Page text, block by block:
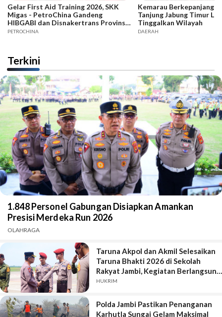
Gelar First Aid Training 2026, SKK
Migas - PetroChina Gandeng
HIBGABI dan Disnakertrans Provinsi
Jambi
PETROCHINA
Kemarau
Tanjung Jabung Timur
Tinggalkan Wilayah
DAERAH
Terkini
1.848 Personel Gabungan Disiapkan Amankan
Presisi Merdeka Run 2026
OLAHRAGA
Taruna Akpol dan Akmil Selesaikan
Taruna Bhakti 2026 di Sekolah
Rakyat Jambi, Kegiatan Berlangsung
Aman dan Lancar
HUKRIM
Polda Jambi Pastikan Penanganan
Karhutla Sungai Gelam Maksimal